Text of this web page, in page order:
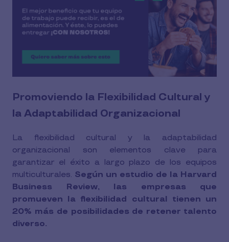
Promoviendo la Flexibilidad Cultural y
la Adaptabilidad Organizacional
La flexibilidad cultural y la adaptabilidad
organizacional son elementos clave para
garantizar el éxito a largo plazo de los equipos
multiculturales. Según un estudio de la Harvard
Business Review, las empresas que
promueven la flexibilidad cultural tienen un
20% más de posibilidades de retener talento
diverso.